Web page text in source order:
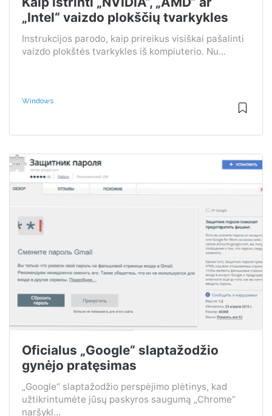
„Intel“ vaizdo plokščių tvarkykles
Instrukcijos parodo, kaip prireikus visiškai pašalinti
vaizdo plokštės tvarkykles iš kompiuterio. Nu...
Windows
Oficialus „Google“ slaptažodžio
gynėjo pratęsimas
„Google“ slaptažodžio perspėjimo plėtinys, kad
užtikrintumėte jūsų paskyros saugumą „Chrome“
naršykl...